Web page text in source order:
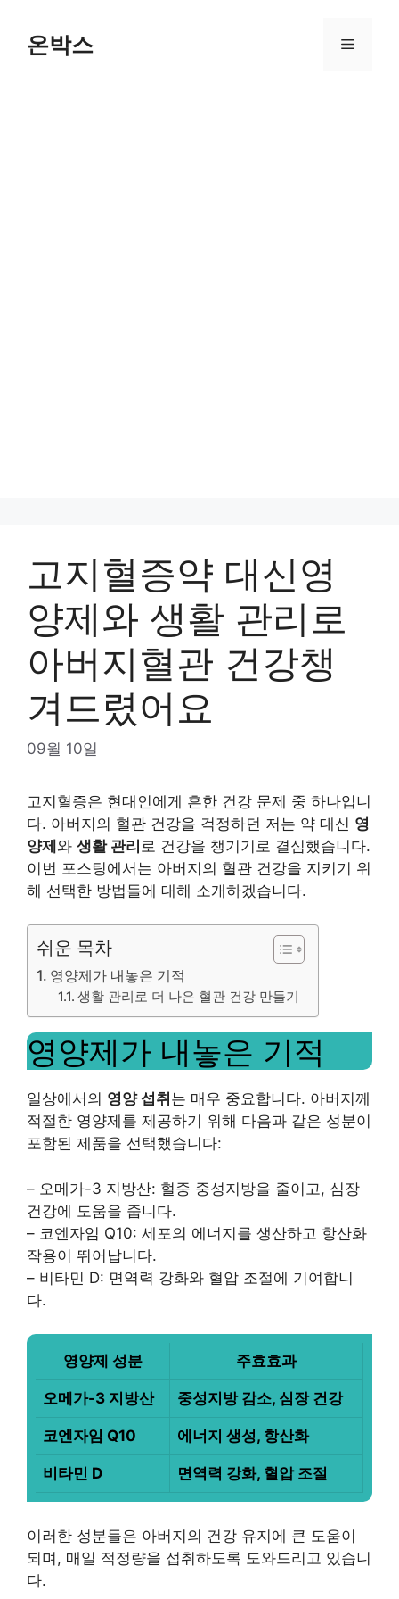
content온박스 Menu
고지혈증약 대신영
양제와 생활 관리로
아버지혈관 건강챙
겨드렸어요
09월 10일
고지혈증은 현대인에게 흔한 건강 문제 중 하나입니
다. 아버지의 혈관 건강을 걱정하던 저는 약 대신 영
양제와 생활 관리 로 건강을 챙기기로 결심했습니다.
이번 포스팅에서는 아버지의 혈관 건강을 지키기 위
해 선택한 방법들에 대해 소개하겠습니다.
쉬운 목차
영양제가 내놓은 기적
생활 관리로 더 나은 혈관 건강 만들기
영양제가 내놓은 기적
일상에서의 영양 섭취 는 매우 중요합니다. 아버지께
적절한 영양제를 제공하기 위해 다음과 같은 성분이
포함된 제품을 선택했습니다:
– 오메가-3 지방산: 혈중 중성지방을 줄이고, 심장
건강에 도움을 줍니다.
– 코엔자임 Q10: 세포의 에너지를 생산하고 항산화
작용이 뛰어납니다.
– 비타민 D: 면역력 강화와 혈압 조절에 기여합니
다.
영양제 성분 주효효과
오메가-3 지방산 중성지방 감소, 심장 건강
코엔자임 Q10 에너지 생성, 항산화
비타민 D 면역력 강화, 혈압 조절
이러한 성분들은 아버지의 건강 유지에 큰 도움이
되며, 매일 적정량을 섭취하도록 도와드리고 있습니
다.